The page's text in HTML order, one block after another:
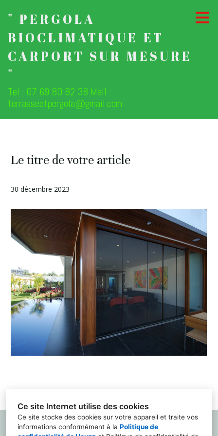
Ce site Internet utilise des cookies
Ce site stocke des cookies sur votre appareil et traite vos
informations conformément à la Politique de
au
principal
" PERGOLA
BIOCLIMATIQUE ET
CARPORT SUR MESURE
"
Tel : 07 69 80 82 38 Mail :
terrasseetpergola@gmail.com
ACCUEIL
PERGOLA BIOCLIMATIQUE
CARPORT SUR MESURE
RÉALISATION ET TÉMOIGNAGE
Le titre de votre article
30 décembre 2023
TERRASSE&PERGOLA.FR